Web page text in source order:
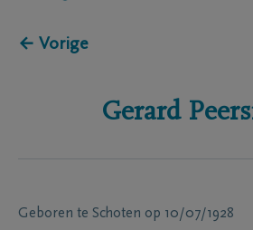
← Vorige
Gerard
Geboren te Schoten op 10/07/1928